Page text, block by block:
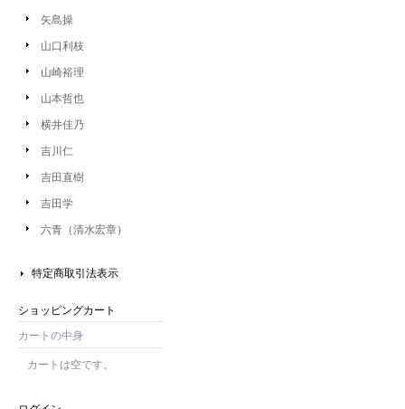
矢島操
山口利枝
山崎裕理
山本哲也
横井佳乃
吉川仁
吉田直樹
吉田学
六青（清水宏章）
特定商取引法表示
ショッピングカート
カートの中身
カートは空です。